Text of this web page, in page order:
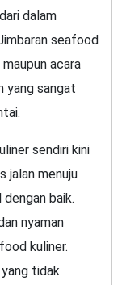
dalam
seafood
acara
yang sangat
sendiri kini
jalan menuju
baik.
nyaman
kuliner.
tidak